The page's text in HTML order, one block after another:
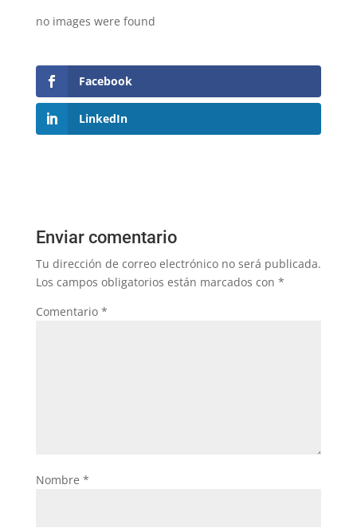
no images were found
Facebook
LinkedIn
Enviar comentario
Tu dirección de correo electrónico no será publicada.
Los campos obligatorios están marcados con *
Comentario *
Nombre *